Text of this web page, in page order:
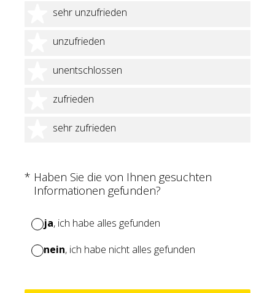
sehr unzufrieden
1 Stern
unzufrieden
2 Sterne
unentschlossen
3 Sterne
zufrieden
4 Sterne
sehr zufrieden
5 Sterne
* Haben Sie die von Ihnen gesuchten
Informationen gefunden?
(Erforderlich.)
ja, ich habe alles gefunden
nein, ich habe nicht alles gefunden